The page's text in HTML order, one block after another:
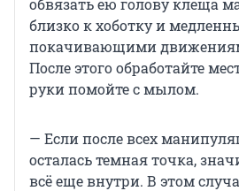
близко к хоботку и
покачивающими
После этого обработайте
руки помойте с мылом.
— Если после всех
осталась темная точка,
всё еще внутри. В этом